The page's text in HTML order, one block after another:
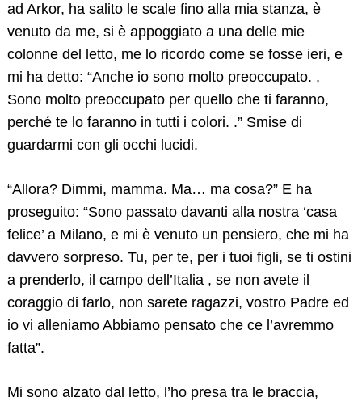
ad Arkor, ha salito le scale fino alla mia stanza, è
venuto da me, si è appoggiato a una delle mie
colonne del letto, me lo ricordo come se fosse ieri, e
mi ha detto: “Anche io sono molto preoccupato. ,
Sono molto preoccupato per quello che ti faranno,
perché te lo faranno in tutti i colori. .” Smise di
guardarmi con gli occhi lucidi.
“Allora? Dimmi, mamma. Ma… ma cosa?” E ha
proseguito: “Sono passato davanti alla nostra ‘casa
felice’ a Milano, e mi è venuto un pensiero, che mi ha
davvero sorpreso. Tu, per te, per i tuoi figli, se ti ostini
a prenderlo, il campo dell’Italia , se non avete il
coraggio di farlo, non sarete ragazzi, vostro Padre ed
io vi alleniamo Abbiamo pensato che ce l’avremmo
fatta”.
Mi sono alzato dal letto, l’ho presa tra le braccia,
Search